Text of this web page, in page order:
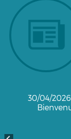
30/04/